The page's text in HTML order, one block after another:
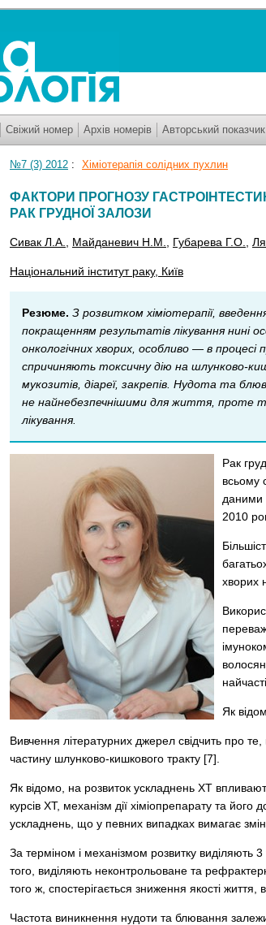
Свіжий номер Архів номерів Авторський показчик
№7 (3) 2012 : Хіміотерапія солідних пухлин
ФАКТОРИ ПРОГНОЗУ
РАК ГРУДНОЇ ЗАЛОЗИ
Сивак Л.А. Майданевич Н.М. Губарева Г.О.
Національний інститут раку, Київ
Резюме. З розвитком хіміотерапії,
покращенням результатів лікування нині
онкологічних хворих, особливо — в
спричиняють токсичну дію на шлунково-
мукозитів, діареї, закрепів. Нудота та
не найнебезпечнішими для життя, проте
лікування.
Рак
всьому
даними
2010
хворих
Як
Вивчення літературних джерел свідчить про
частину шлунково-кишкового тракту [7].
Як відомо, на розвиток ускладнень ХТ
курсів ХТ, механізм дії хіміопрепарату та
ускладнень, що у певних випадках вимагає
За терміном і механізмом розвитку ви­ді­ляють
того, виділяють неконтрольоване та
того ж, спостерігається зниження якості життя,
Частота виникнення нудоти та блювання